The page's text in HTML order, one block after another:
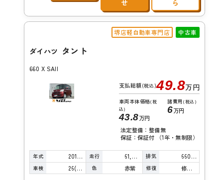
せ ら
堺店軽自動車専門店 中古車
ダイハツ タント
660 X SAII
支払総額(税込)49.8万円
車両本体価格(税
込)
43.8万円
諸費用 (税込)
6万円
法定整備：整備無
保証：保証付 （1年・無制限）
年式 2015年 走行 61,000km 排気 660cc
車検 26(R8)/09 色 赤紫 修復 修復歴無し